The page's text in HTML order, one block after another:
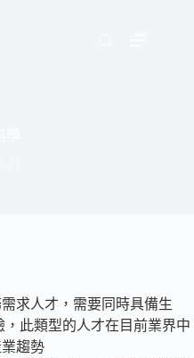
求人才，需要同時具備生
此類型的人才在目前業界中
趨勢